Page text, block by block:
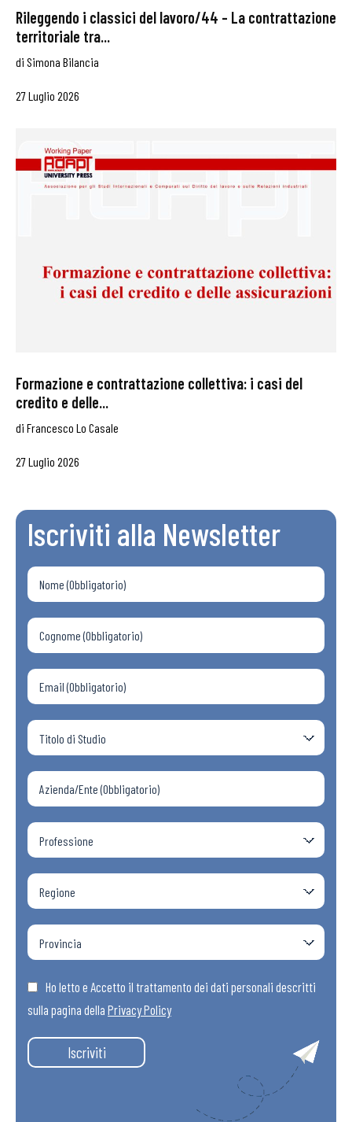
Rileggendo i classici del lavoro/44 – La contrattazione
territoriale tra...
di Simona Bilancia
27 Luglio 2026
Formazione e contrattazione collettiva: i casi del
credito e delle...
di Francesco Lo Casale
27 Luglio 2026
Iscriviti alla Newsletter
Ho letto e Accetto il trattamento dei dati personali descritti
sulla pagina della Privacy Policy
Iscriviti